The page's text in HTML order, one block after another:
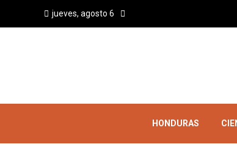
jueves, agosto 6
HONDURAS